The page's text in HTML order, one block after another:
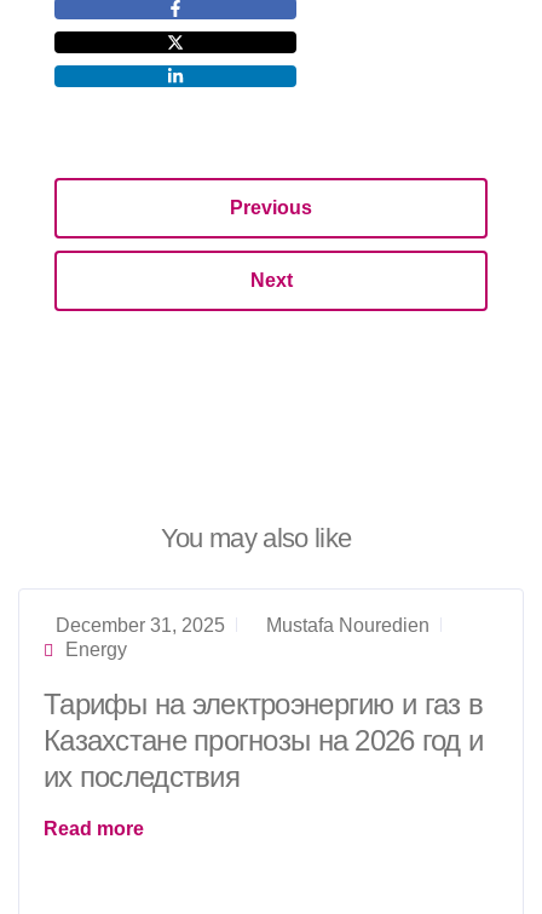
Previous
Next
You may also like
December 31, 2025
Mustafa Nouredien
Energy
Тарифы на электроэнергию и газ в
Казахстане прогнозы на 2026 год и
их последствия
Read more